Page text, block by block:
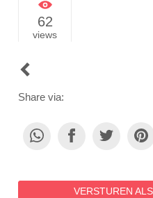
62
views
POST
Share via:
VERSTUREN